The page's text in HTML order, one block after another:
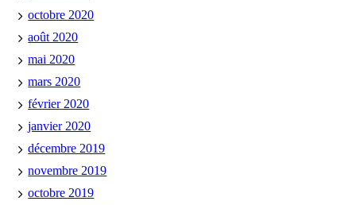
octobre 2020
août 2020
mai 2020
mars 2020
février 2020
janvier 2020
décembre 2019
novembre 2019
octobre 2019